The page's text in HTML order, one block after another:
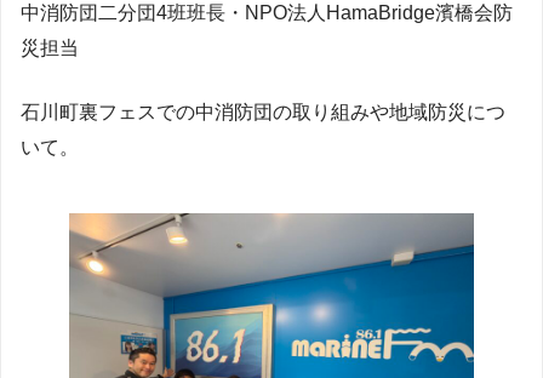
中消防団二分団4班班長・NPO法人HamaBridge濱橋会防
災担当
石川町裏フェスでの中消防団の取り組みや地域防災につ
いて。